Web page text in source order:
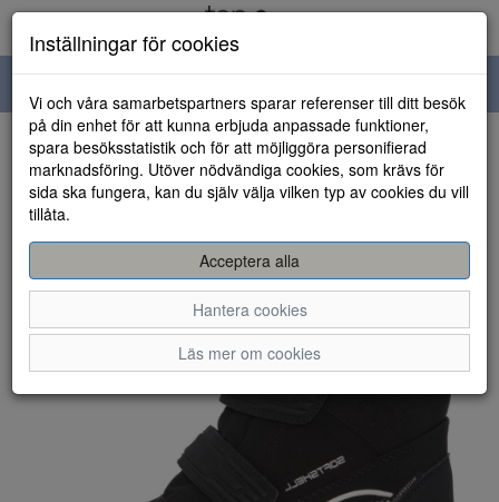
navigation
HEM
Inställningar för cookies
Vi och våra samarbetspartners sparar referenser till ditt besök
på din enhet för att kunna erbjuda anpassade funktioner,
spara besöksstatistik och för att möjliggöra personifierad
marknadsföring. Utöver nödvändiga cookies, som krävs för
sida ska fungera, kan du själv välja vilken typ av cookies du vill
tillåta.
Acceptera alla
Hantera cookies
Läs mer om cookies